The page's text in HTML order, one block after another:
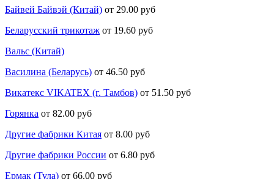
Байвей Байвэй (Китай) от 29.00 руб
Беларусский трикотаж от 19.60 руб
Вальс (Китай)
Василина (Беларусь) от 46.50 руб
Викатекс VIKATEX (г. Тамбов) от 51.50 руб
Горянка от 82.00 руб
Другие фабрики Китая от 8.00 руб
Другие фабрики России от 6.80 руб
Ермак (Тула) от 66.00 руб